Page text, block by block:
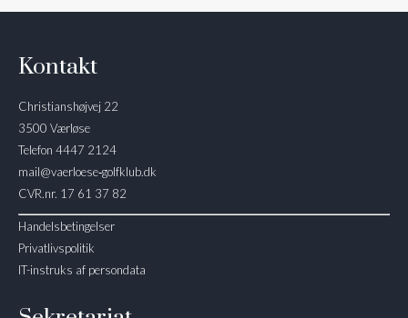
Kontakt
Christianshøjvej 22
3500 Værløse
Telefon 4447 2124
mail@vaerloese‑golfklub.dk
CVR.nr. 17 61 37 82
Handelsbetingelser
Privatlivspolitik
IT-instruks af persondata